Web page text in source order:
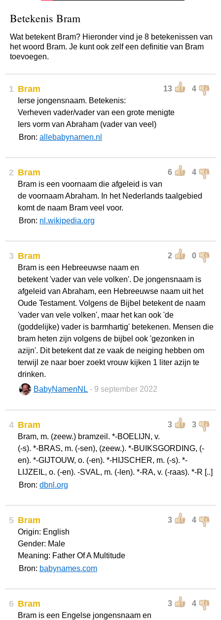
Betekenis Bram
Wat betekent Bram? Hieronder vind je 8 betekenissen van
het woord Bram. Je kunt ook zelf een definitie van Bram
toevoegen.
1 13 4
Bram
Ierse jongensnaam. Betekenis:
Verheven vader/vader van een grote menigte
Iers vorm van Abraham (vader van veel)
Bron: allebabynamen.nl
2 6 4
Bram
Bram is een voornaam die afgeleid is van
de voornaam Abraham. In het Nederlands taalgebied
komt de naam Bram veel voor.
Bron: nl.wikipedia.org
3 2 0
Bram
Bram is een Hebreeuwse naam en
betekent 'vader van vele volken'. De jongensnaam is
afgeleid van Abraham, een Hebreeuwse naam uit het
Oude Testament. Volgens de Bijbel betekent de naam
'vader van vele volken', maar het kan ook 'de
(goddelijke) vader is barmhartig' betekenen. Mensen die
bram heten zijn volgens de bijbel ook 'gezonken in
azijn'. Dit betekent dat ze vaak de neiging hebben om
terwijl ze naar boer zoekt vrouw kijken 1 liter azijn te
drinken.
BabyNamenNL - 9 september 2022
4 3 3
Bram
Bram, m. (zeew.) bramzeil. *-BOELIJN, v.
(-s). *-BRAS, m. (-sen), (zeew.). *-BUIKSGORDING, (-
en). *-GIJTOUW, o. (-en). *-HIJSCHER, m. (-s). *-
LIJZEIL, o. (-en). -SVAL, m. (-len). *-RA, v. (-raas). *-R [..]
Bron: dbnl.org
5 3 4
Bram
Origin: English
Gender: Male
Meaning: Father Of A Multitude
Bron: babynames.com
6 3 4
Bram
Bram is een Engelse jongensnaam en